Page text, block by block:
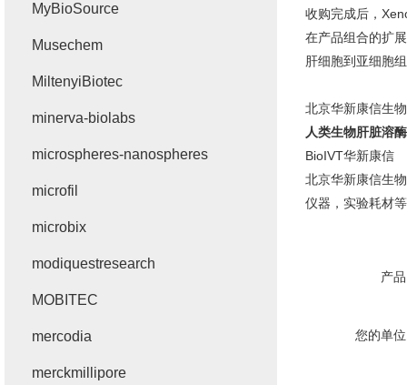
收购完成后，
在产品组合的扩
肝细胞到亚细胞
北京华新康信生
人类生物肝脏溶
BioIVT华新康信
北京华新康信生
仪器，实验耗材
产
您的单
MyBioSource
Musechem
MiltenyiBiotec
minerva-biolabs
microspheres-nanospheres
microfil
microbix
modiquestresearch
MOBITEC
mercodia
merckmillipore